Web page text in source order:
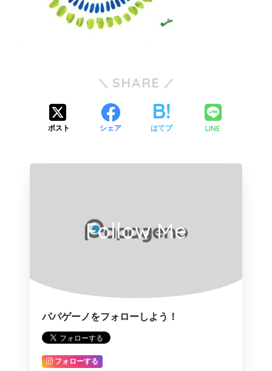
SHARE
ポスト シェア はてブ LINE
Follow Me
パパゲーノをフォローしよう！
フォローする